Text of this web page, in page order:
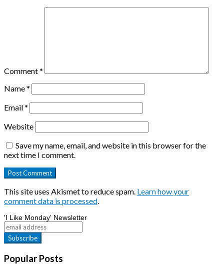
Comment*
Name*
Email*
Website
Save my name, email, and website in this browser for the
next time I comment.
This site uses Akismet to reduce spam. Learn how your
comment data is processed.
'I Like Monday' Newsletter
Popular Posts